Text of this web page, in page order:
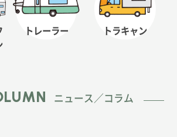
トレーラー トラキャン
ニュース／コラム